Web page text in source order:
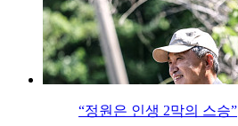
“정원은 인생 2막의 스승”